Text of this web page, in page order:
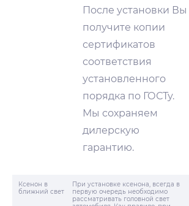
После установки Вы
получите копии
сертификатов
соответствия
установленного
порядка по ГОСТу.
Мы сохраняем
дилерскую
гарантию.
Ксенон в
ближний свет
При установке ксенона, всегда в
первую очередь необходимо
рассматривать головной свет